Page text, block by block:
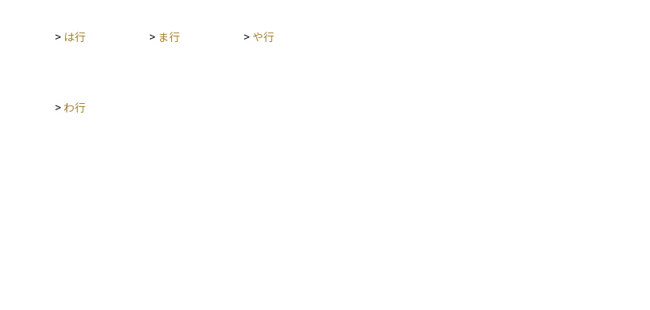
> は行 > ま行 > や行
> わ行